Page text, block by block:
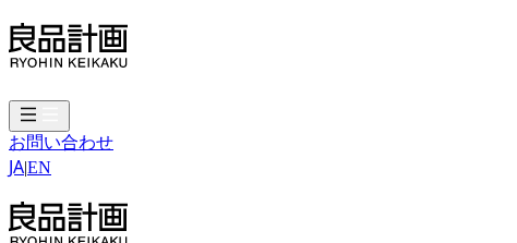
お問い合わせ
JA|EN